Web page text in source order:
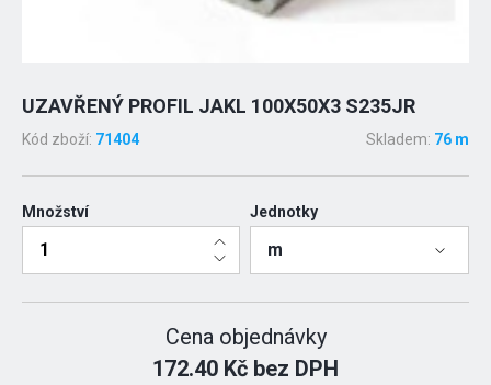
UZAVŘENÝ PROFIL JAKL 100X50X3 S235JR
Kód zboží: 71404 Skladem: 76 m
Množství Jednotky
m
Cena objednávky
172.40 Kč bez DPH